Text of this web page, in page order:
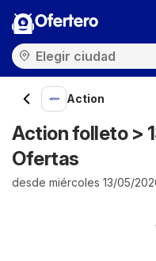
Ofertero
Action
Action folleto >
Ofertas
desde miércoles 13/05/